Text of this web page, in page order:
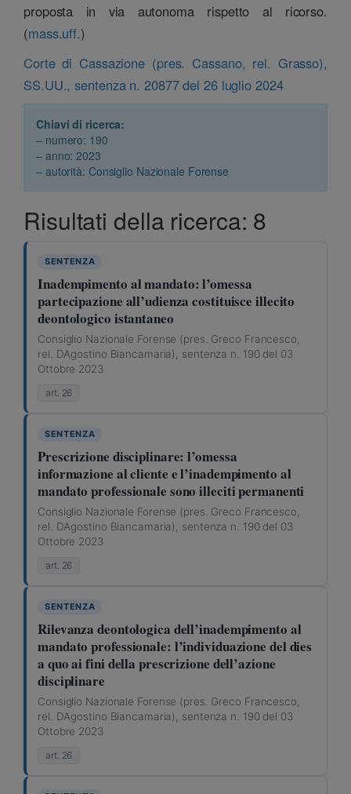
proposta in via autonoma rispetto al ricorso.
(mass.uff.)
Corte di Cassazione (pres. Cassano, rel. Grasso),
SS.UU., sentenza n. 20877 del 26 luglio 2024
Chiavi di ricerca:
– numero: 190
– anno: 2023
– autorità: Consiglio Nazionale Forense
Risultati della ricerca: 8
SENTENZA
Inadempimento al mandato: l’omessa
partecipazione all’udienza costituisce illecito
deontologico istantaneo
Consiglio Nazionale Forense (pres. Greco Francesco,
rel. DAgostino Biancamaria), sentenza n. 190 del 03
Ottobre 2023
art. 26
SENTENZA
Prescrizione disciplinare: l’omessa
informazione al cliente e l’inadempimento al
mandato professionale sono illeciti permanenti
Consiglio Nazionale Forense (pres. Greco Francesco,
rel. DAgostino Biancamaria), sentenza n. 190 del 03
Ottobre 2023
art. 26
SENTENZA
Rilevanza deontologica dell’inadempimento al
mandato professionale: l’individuazione del dies
a quo ai fini della prescrizione dell’azione
disciplinare
Consiglio Nazionale Forense (pres. Greco Francesco,
rel. DAgostino Biancamaria), sentenza n. 190 del 03
Ottobre 2023
art. 26